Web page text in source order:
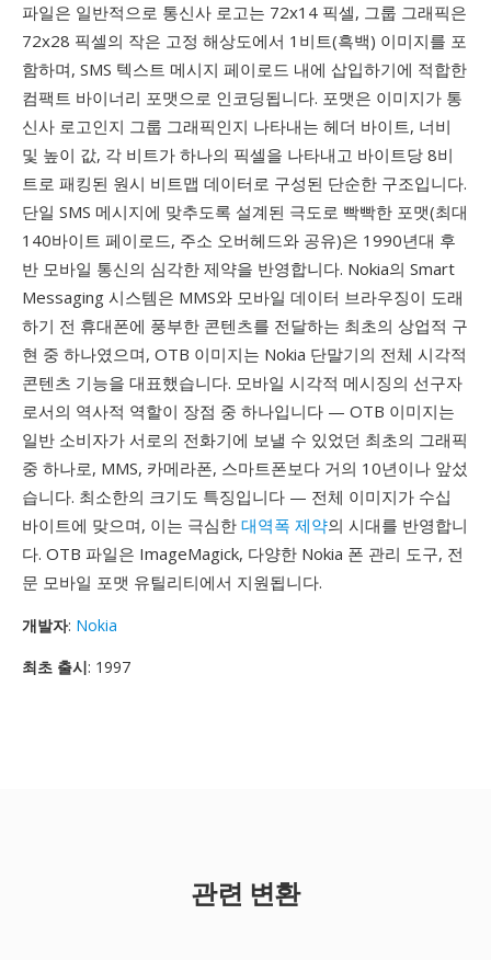
파일은 일반적으로 통신사 로고는 72x14 픽셀, 그룹 그래픽은
72x28 픽셀의 작은 고정 해상도에서 1비트(흑백) 이미지를 포
함하며, SMS 텍스트 메시지 페이로드 내에 삽입하기에 적합한
컴팩트 바이너리 포맷으로 인코딩됩니다. 포맷은 이미지가 통
신사 로고인지 그룹 그래픽인지 나타내는 헤더 바이트, 너비
및 높이 값, 각 비트가 하나의 픽셀을 나타내고 바이트당 8비
트로 패킹된 원시 비트맵 데이터로 구성된 단순한 구조입니다.
단일 SMS 메시지에 맞추도록 설계된 극도로 빡빡한 포맷(최대
140바이트 페이로드, 주소 오버헤드와 공유)은 1990년대 후
반 모바일 통신의 심각한 제약을 반영합니다. Nokia의 Smart
Messaging 시스템은 MMS와 모바일 데이터 브라우징이 도래
하기 전 휴대폰에 풍부한 콘텐츠를 전달하는 최초의 상업적 구
현 중 하나였으며, OTB 이미지는 Nokia 단말기의 전체 시각적
콘텐츠 기능을 대표했습니다. 모바일 시각적 메시징의 선구자
로서의 역사적 역할이 장점 중 하나입니다 — OTB 이미지는
일반 소비자가 서로의 전화기에 보낼 수 있었던 최초의 그래픽
중 하나로, MMS, 카메라폰, 스마트폰보다 거의 10년이나 앞섰
습니다. 최소한의 크기도 특징입니다 — 전체 이미지가 수십
바이트에 맞으며, 이는 극심한 대역폭 제약의 시대를 반영합니
다. OTB 파일은 ImageMagick, 다양한 Nokia 폰 관리 도구, 전
문 모바일 포맷 유틸리티에서 지원됩니다.
개발자: Nokia
최초 출시: 1997
관련 변환